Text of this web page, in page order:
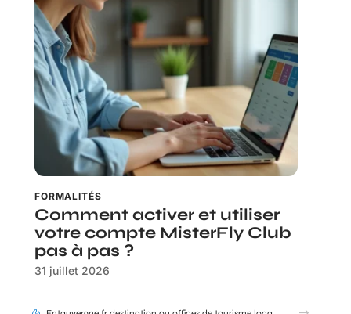
FORMALITÉS
Comment activer et utiliser
votre compte MisterFly Club
pas à pas ?
31 juillet 2026